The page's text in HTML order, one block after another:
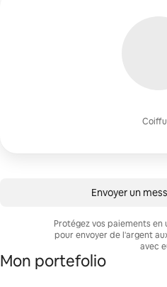
Envoyer un
Protégez vos paiements
pour envoyer de l'argent
avec
Mon portefolio